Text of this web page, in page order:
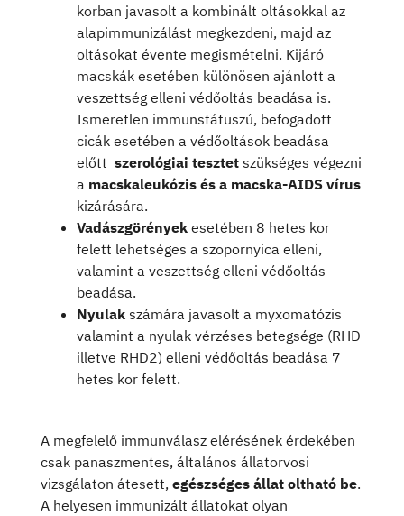
korban javasolt a kombinált oltásokkal az
alapimmunizálást megkezdeni, majd az
oltásokat évente megismételni. Kijáró
macskák esetében különösen ajánlott a
veszettség elleni védőoltás beadása is.
Ismeretlen immunstátuszú, befogadott
cicák esetében a védőoltások beadása
előtt szerológiai tesztet szükséges végezni
a macskaleukózis és a macska-AIDS vírus
kizárására.
Vadászgörények esetében 8 hetes kor
felett lehetséges a szopornyica elleni,
valamint a veszettség elleni védőoltás
beadása.
Nyulak számára javasolt a myxomatózis
valamint a nyulak vérzéses betegsége (RHD
illetve RHD2) elleni védőoltás beadása 7
hetes kor felett.
A megfelelő immunválasz elérésének érdekében
csak panaszmentes, általános állatorvosi
vizsgálaton átesett, egészséges állat oltható be.
A helyesen immunizált állatokat olyan